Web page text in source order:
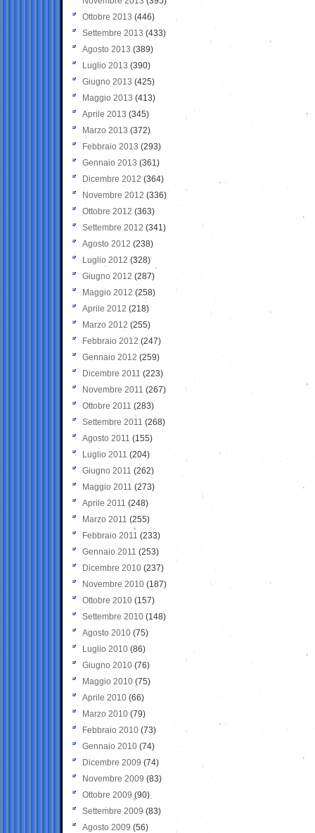
Ottobre 2013 (446)
Settembre 2013 (433)
Agosto 2013 (389)
Luglio 2013 (390)
Giugno 2013 (425)
Maggio 2013 (413)
Aprile 2013 (345)
Marzo 2013 (372)
Febbraio 2013 (293)
Gennaio 2013 (361)
Dicembre 2012 (364)
Novembre 2012 (336)
Ottobre 2012 (363)
Settembre 2012 (341)
Agosto 2012 (238)
Luglio 2012 (328)
Giugno 2012 (287)
Maggio 2012 (258)
Aprile 2012 (218)
Marzo 2012 (255)
Febbraio 2012 (247)
Gennaio 2012 (259)
Dicembre 2011 (223)
Novembre 2011 (267)
Ottobre 2011 (283)
Settembre 2011 (268)
Agosto 2011 (155)
Luglio 2011 (204)
Giugno 2011 (262)
Maggio 2011 (273)
Aprile 2011 (248)
Marzo 2011 (255)
Febbraio 2011 (233)
Gennaio 2011 (253)
Dicembre 2010 (237)
Novembre 2010 (187)
Ottobre 2010 (157)
Settembre 2010 (148)
Agosto 2010 (75)
Luglio 2010 (86)
Giugno 2010 (76)
Maggio 2010 (75)
Aprile 2010 (66)
Marzo 2010 (79)
Febbraio 2010 (73)
Gennaio 2010 (74)
Dicembre 2009 (74)
Novembre 2009 (83)
Ottobre 2009 (90)
Settembre 2009 (83)
Agosto 2009 (56)